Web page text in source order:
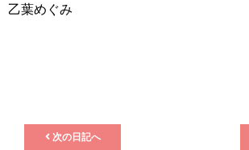
乙葉めぐみ
次の日記へ